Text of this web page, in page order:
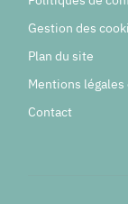
Gestion des
Plan du site
Mentions légales
Contact